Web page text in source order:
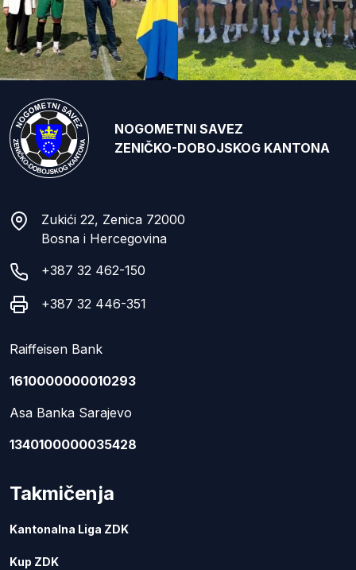
NOGOMETNI SAVEZ
ZENIČKO-DOBOJSKOG KANTONA
Zukići 22, Zenica 72000
Bosna i Hercegovina
+387 32 462-150
+387 32 446-351
Raiffeisen Bank
1610000000010293
Asa Banka Sarajevo
1340100000035428
Takmičenja
Kantonalna Liga ZDK
Kup ZDK